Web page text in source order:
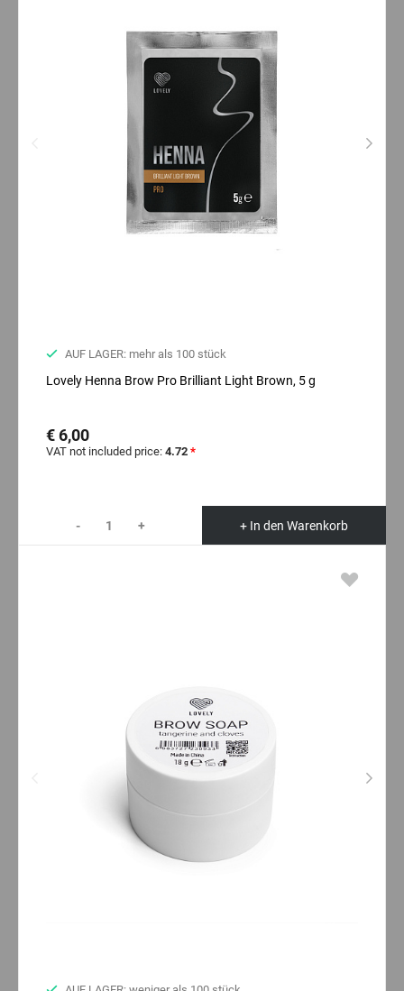
AUF LAGER: mehr als 100 stück
Lovely Henna Brow Pro Brilliant Light Brown, 5 g
€ 6,00
VAT not included price: 4.72 *
- + + In den Warenkorb